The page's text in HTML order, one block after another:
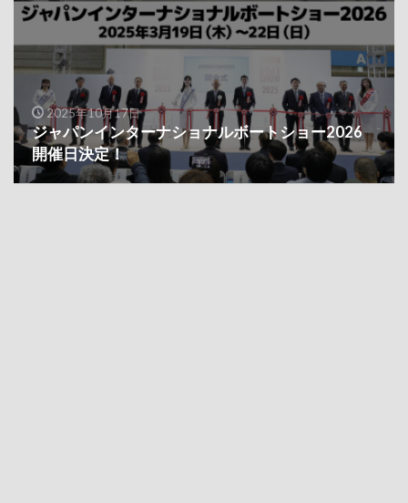
2025年10月17日
ジャパンインターナショナルボートショー2026
開催日決定！